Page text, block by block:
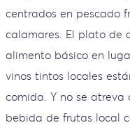
centrados en pescado
calamares. El plato de
alimento básico en
vinos tintos locales
comida. Y no se atreva
bebida de frutas local